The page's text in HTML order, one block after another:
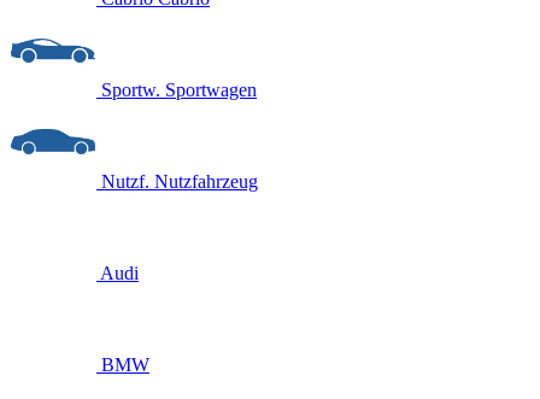
Sportw. Sportwagen
Nutzf. Nutzfahrzeug
Audi
BMW